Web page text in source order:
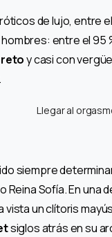
de lujo, entre
entre el 95
y casi con
Llegar al
siempre
Sofía. En una
un clítoris
siglos atrás en su